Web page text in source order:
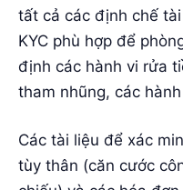
tất cả các định chế
KYC phù hợp để
định các hành vi rửa
tham nhũng, các
Các tài liệu để xác
tùy thân (căn cước